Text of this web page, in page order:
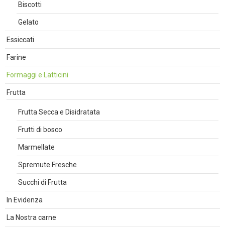
Biscotti
Gelato
Essiccati
Farine
Formaggi e Latticini
Frutta
Frutta Secca e Disidratata
Frutti di bosco
Marmellate
Spremute Fresche
Succhi di Frutta
In Evidenza
La Nostra carne